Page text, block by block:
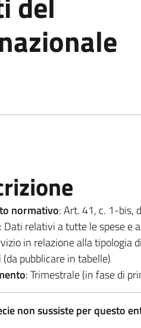
normativo: Art. 41, c. 1-bis,
Dati relativi a tutte le spese e
in relazione alla tipologia
pubblicare in tabelle)
: Trimestrale (in fase di
non sussiste per questo